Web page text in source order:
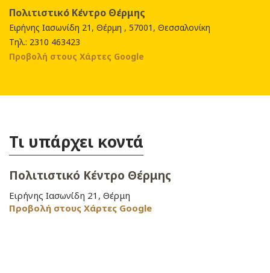
Πολιτιστικό Κέντρο Θέρμης
Ειρήνης Ιασωνίδη 21, Θέρμη , 57001, Θεσσαλονίκη
Τηλ.: 2310 463423
Προβολή στους Χάρτες Google
Τι υπάρχει κοντά
Πολιτιστικό Κέντρο Θέρμης
Ειρήνης Ιασωνίδη 21, Θέρμη
Προβολή στους Χάρτες Google